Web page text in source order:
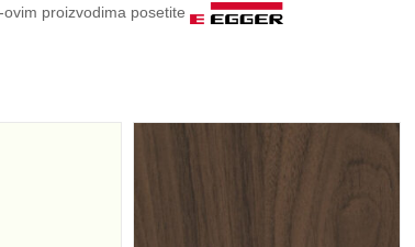
proizvodima posetite